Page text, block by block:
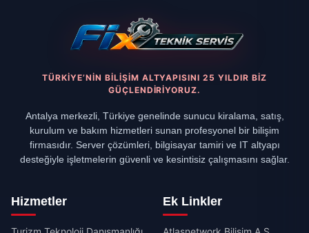
TÜRKIYE’NIN BILIŞIM ALTYAPISINI 25 YILDIR BIZ
GÜÇLENDIRIYORUZ.
Antalya merkezli, Türkiye genelinde sunucu kiralama, satış,
kurulum ve bakım hizmetleri sunan profesyonel bir bilişim
firmasıdır. Server çözümleri, bilgisayar tamiri ve IT altyapı
desteğiyle işletmelerin güvenli ve kesintisiz çalışmasını sağlar.
Hizmetler Ek Linkler